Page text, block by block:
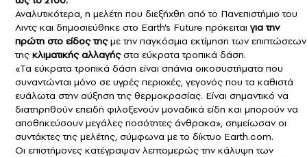
Αναλυτικότερα, η μελέτη που διεξήχθη από το Πανεπιστήμιο του
Λιντς και δημοσιεύθηκε στο Earth’s Future πρόκειται για την
πρώτη στο είδος τηςμε την παγκόσμια εκτίμηση των επιπτώσεων
της κλιματικής αλλαγήςστα εύκρατα τροπικά δάση.
«Τα εύκρατα τροπικά δάση είναι σπάνια οικοσυστήματα που
συναντώνται μόνο σε υγρές περιοχές, γεγονός που τα καθιστά
ευάλωτα στην αύξηση της θερμοκρασίας. Είναι σημαντικό να
διατηρηθούν επειδή φιλοξενούν μοναδικά είδη και μπορούν να
αποθηκεύσουν μεγάλες ποσότητες άνθρακα», σημείωσαν οι
συντάκτες της μελέτης, σύμφωνα με το δίκτυο Earth.com.
Οι επιστήμονες κατέγραψαν λεπτομερώς την κάλυψη των